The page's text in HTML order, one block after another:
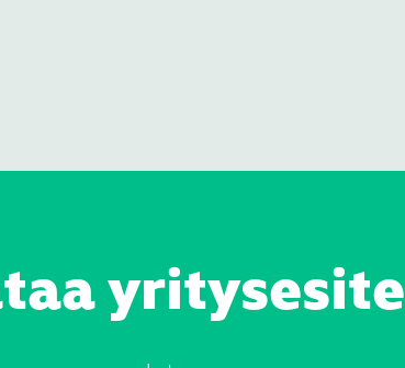
yritysesite